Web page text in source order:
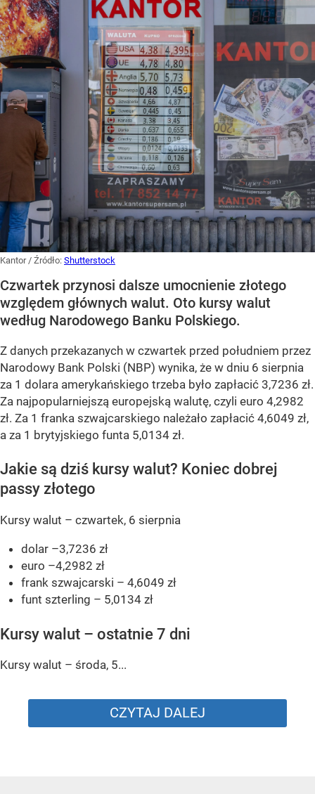
Kantor / Źródło: Shutterstock
Czwartek przynosi dalsze umocnienie złotego
względem głównych walut. Oto kursy walut
według Narodowego Banku Polskiego.
Z danych przekazanych w czwartek przed południem przez
Narodowy Bank Polski (NBP) wynika, że w dniu 6 sierpnia
za 1 dolara amerykańskiego trzeba było zapłacić 3,7236 zł.
Za najpopularniejszą europejską walutę, czyli euro 4,2982
zł. Za 1 franka szwajcarskiego należało zapłacić 4,6049 zł,
a za 1 brytyjskiego funta 5,0134 zł.
Jakie są dziś kursy walut? Koniec dobrej
passy złotego
Kursy walut – czwartek, 6 sierpnia
dolar –3,7236 zł
euro –4,2982 zł
frank szwajcarski – 4,6049 zł
funt szterling – 5,0134 zł
Kursy walut – ostatnie 7 dni
Kursy walut – środa, 5...
CZYTAJ DALEJ